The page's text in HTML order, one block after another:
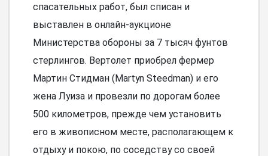
спасательных работ, был списан и
выставлен в онлайн-аукционе
Министерства обороны за 7 тысяч фунтов
стерлингов. Вертолет приобрел фермер
Мартин Стидман (Martyn Steedman) и его
жена Луиза и провезли по дорогам более
500 километров, прежде чем установить
его в живописном месте, располагающем к
отдыху и покою, по соседству со своей